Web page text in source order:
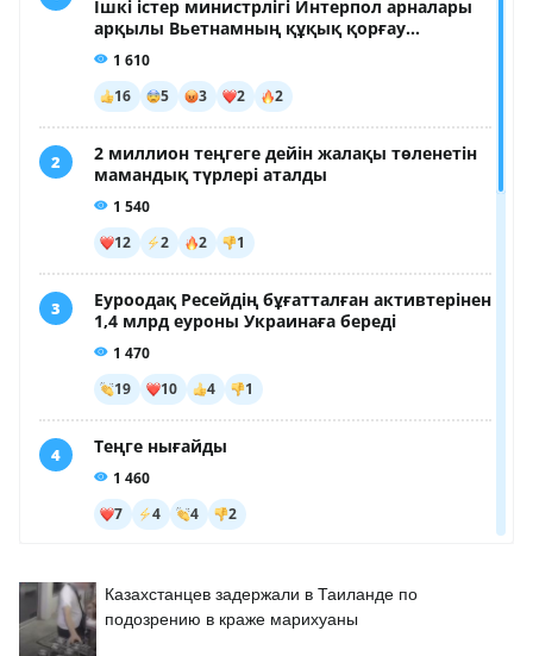
Казахстанцев задержали в Таиланде по
подозрению в краже марихуаны